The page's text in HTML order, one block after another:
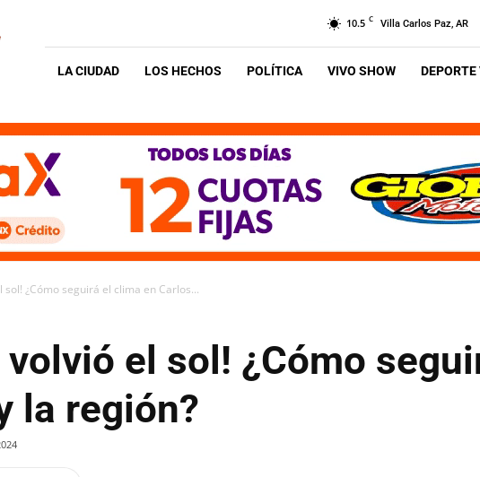
10.5 C Villa Carlos Paz, AR
LA CIUDAD LOS HECHOS POLÍTICA VIVO SHOW DEPORTE
sol! ¿Cómo seguirá el clima en Carlos...
volvió el sol! ¿Cómo
la región?